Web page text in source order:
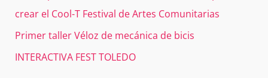
crear el Cool-T Festival de Artes Comunitarias
Primer taller Véloz de mecánica de bicis
INTERACTIVA FEST TOLEDO